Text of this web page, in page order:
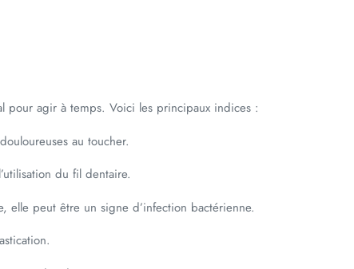
pour agir à temps. Voici les principaux indices :
au toucher.
du fil dentaire.
elle peut être un signe d’infection bactérienne.